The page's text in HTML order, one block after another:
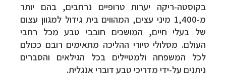
בקוסטה-ריקה יערות טרופיים נרחבים, בהם יותר
מ-1,400 מיני עצים, המהווים בית גידול למגוון עצום
של בעלי חיים, המושכים חובבי טבע מכל רחבי
העולם. מסלולי סיורי ההליכה מתאימים רובם ככולם
לכל המשפחה ולמטיילים בכל הגילאים והסברים
ניתנים על-ידי מדריכי טבע דוברי אנגלית.